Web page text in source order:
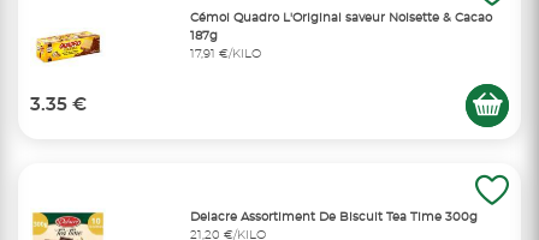
Cémoi Quadro L'Original saveur Noisette & Cacao
187g
17,91 €/KILO
3.35 €
Delacre Assortiment De Biscuit Tea Time 300g
21,20 €/KILO